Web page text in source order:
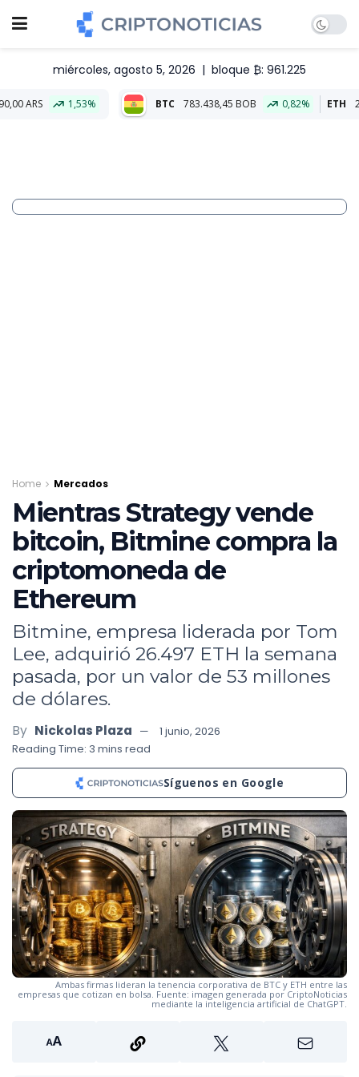
miércoles, agosto 5, 2026 | bloque ₿: 961.225
1,53% BTC 783.438,45 BOB 0,82% ETH 23.154,25
Home Mercados
Mientras Strategy vende
bitcoin, Bitmine compra la
criptomoneda de
Ethereum
Bitmine, empresa liderada por Tom
Lee, adquirió 26.497 ETH la semana
pasada, por un valor de 53 millones
de dólares.
By Nickolas Plaza
1 junio, 2026
Reading Time: 3 mins read
Síguenos en Google
Ambas firmas lideran la tenencia corporativa de BTC y ETH entre las
empresas que cotizan en bolsa. Fuente: imagen generada por CriptoNoticias
mediante la inteligencia artificial de ChatGPT.